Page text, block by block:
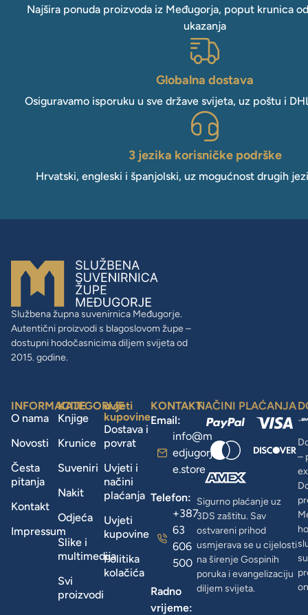
Najšira ponuda proizvoda iz Međugorja, poput krunica
ukazanja
Globalna dostava
Osiguravamo isporuku u sve države svijeta, uz poštu i
3 jezika korisničke podrške
Hrvatski, engleski i španjolski, uz mogućnost drugih
Službena župna suvenirnica Međugorje.
Autentični proizvodi s blagoslovom župe –
dostupni hodočasnicima diljem svijeta od
2015. godine.
INFORMACIJE
O nama
Novosti
Česta
pitanja
Kontakt
Impressum
KATEGORIJE
Knjige
Krunice
Suveniri
Nakit
Odjeća
Slike i
multimedija
Svi
proizvodi
uvjeti
kupovine
Dostava i
povrat
Uvjeti i
načini
plaćanja
Uvjeti
kupovine
Politika
kolačića
KONTAKT
Email:
info@m
edjugorj
e.store
Telefon:
+387
63
606
500
Radno
vrijeme:
NAČINI PLAĆANJA
Sigurno plaćanje uz
3DS zaštitu. Sav
ostvareni prihod
usmjerava se u cijelosti
na širenje Gospinih
poruka i evangelizaciju
diljem svijeta.
–